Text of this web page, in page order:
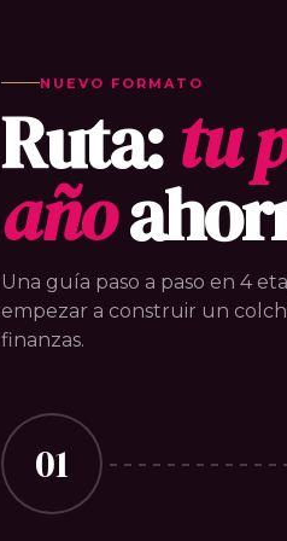
NUEVO FORMATO
Ruta:tu
año
Una guía paso a paso en 4
empezar a construir un
finanzas.
01